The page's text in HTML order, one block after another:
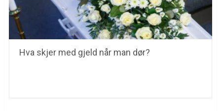
Hva skjer med gjeld når man dør?